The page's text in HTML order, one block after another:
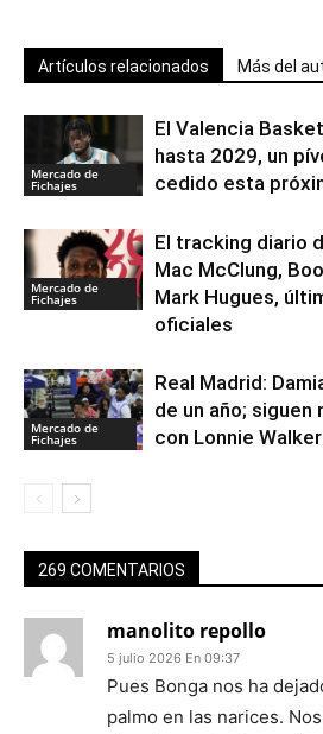
Artículos relacionados Más del
Mercado de
Fichajes
El Valencia
hasta 2029, un
cedido esta
Mercado de
Fichajes
El tracking diario
Mac McClung,
Mark Hugues,
oficiales
Mercado de
Fichajes
Real Madrid:
de un año;
con Lonnie
269 COMENTARIOS
manolito repollo
5 julio 2026 En 09:37
Pues Bonga nos ha
palmo en las narices.